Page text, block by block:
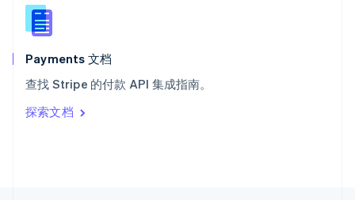
Payments 文档
查找 Stripe 的付款 API 集成指南。
探索文档
新西兰
English
匈牙利
English
ItalianoEnglish
印度
English